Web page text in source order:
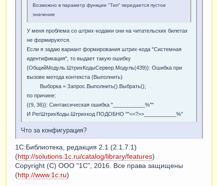
Возможно в параметр функции "Тип" передается пустое
значение
У меня проблема со штрих-кодами они на читательских билетах
не формируются.
Если я задаю вариант формирования штрих-кода "Системная
идентификация", то выдает такую ошибку
{ОбщийМодуль.ШтрихКодыСервер.Модуль(439)}: Ошибка при
вызове метода контекста (Выполнить)
Выборка = Запрос.Выполнить().Выбрать();
по причине:
{(9, 36)}: Синтаксическая ошибка "___________%""
И РегШтрихКоды.Штрихкод ПОДОБНО ""<<?>>___________%"
Что за конфигурация?
1С:Библиотека, редакция 2.1 (2.1.7.1)
(http://solutions.1c.ru/catalog/library/features)
Copyright (С) ООО "1С", 2016. Все права защищены
(http://www.1c.ru)